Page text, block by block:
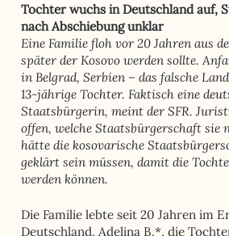
Tochter wuchs in Deutschland auf,
nach Abschiebung unklar
Eine Familie floh vor 20 Jahren aus
später der Kosovo werden sollte.
in Belgrad, Serbien – das falsche
13-jährige Tochter. Faktisch eine
Staatsbürgerin, meint der SFR.
offen, welche Staatsbürgerschaft sie
hätte die kosovarische
geklärt sein müssen, damit die
werden können.
Die Familie lebte seit 20 Jahren im
Deutschland. Adelina B.*, die